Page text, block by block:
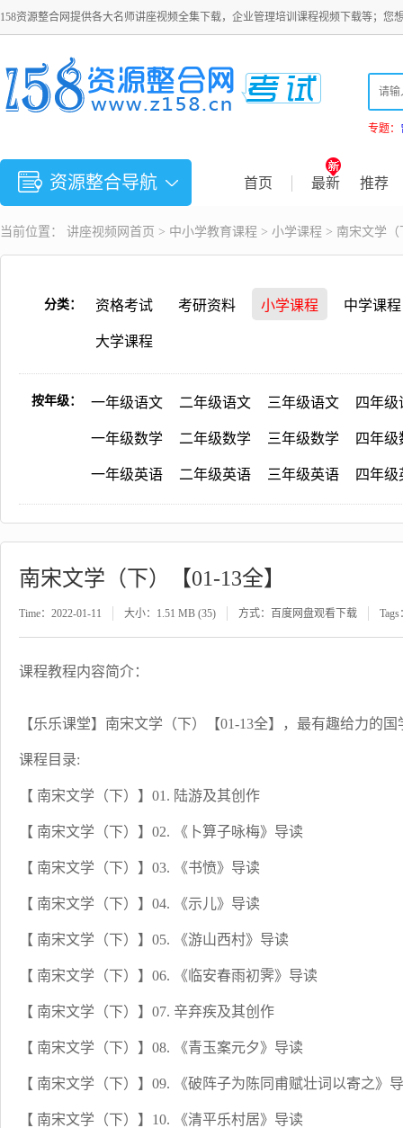
158资源整合网提供各大名师讲座视频全集下载，企业管理培训课程视频下载等；您
专题：
资源整合导航 首页 最新 推荐
当前位置： 讲座视频 网首页 > 中小学教育课程 > 小学课程 > 南宋文学（
分类： 资格考试 考研资料 小学课程 中学课程
大学课程
按年级： 一年级语文 二年级语文 三年级语文 四年级
一年级数学 二年级数学 三年级数学 四年级
一年级英语 二年级英语 三年级英语 四年级
南宋文学（下）【01-13全】
Time：2022-01-11 大小：1.51 MB (35) 方式：百度网盘观看下载 Tags
课程教程内容简介：
【乐乐课堂】南宋文学（下）【01-13全】，最有趣给力的
课程目录:
【 南宋文学（下）】01. 陆游及其创作
【 南宋文学（下）】02. 《卜算子咏梅》导读
【 南宋文学（下）】03. 《书愤》导读
【 南宋文学（下）】04. 《示儿》导读
【 南宋文学（下）】05. 《游山西村》导读
【 南宋文学（下）】06. 《临安春雨初霁》导读
【 南宋文学（下）】07. 辛弃疾及其创作
【 南宋文学（下）】08. 《青玉案元夕》导读
【 南宋文学（下）】09. 《破阵子为陈同甫赋壮词以寄之》
【 南宋文学（下）】10. 《清平乐村居》导读